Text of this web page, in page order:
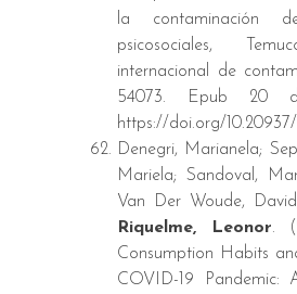
la contaminación
psicosociales,
internacional de
54073. Epub 20
https://doi.org/
Denegri, Marianela;
Mariela; Sandoval,
Van Der Woude,
Riquelme, Leonor.
Consumption Habits
COVID-19 Pandemic: